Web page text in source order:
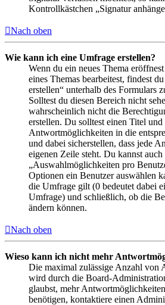
Kontrollkästchen „Signatur
Nach oben
Wie kann ich eine Umfrage erstellen?
Wenn du ein neues Thema
eines Themas bearbeitest, findest
erstellen“ unterhalb des Formulars
Solltest du diesen Bereich nicht
wahrscheinlich nicht die
erstellen. Du solltest einen Titel und
Antwortmöglichkeiten in die
und dabei sicherstellen, dass jede
eigenen Zeile steht. Du kannst auch
„Auswahlmöglichkeiten pro
Optionen ein Benutzer auswählen
die Umfrage gilt (0 bedeutet dabei
Umfrage) und schließlich, ob die
ändern können.
Nach oben
Wieso kann ich nicht mehr
Die maximal zulässige Anzahl von
wird durch die Board-
glaubst, mehr
benötigen, kontaktiere einen